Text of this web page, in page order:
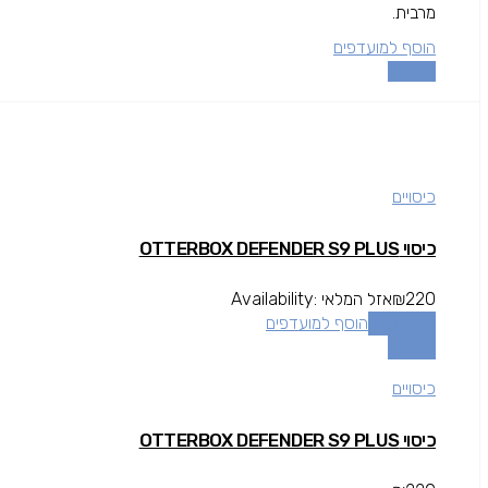
מרבית.
הוסף למועדפים
כיסויים
כיסוי OTTERBOX DEFENDER S9 PLUS
₪220
Availability: אזל המלאי
הוסף למועדפים
כיסויים
כיסוי OTTERBOX DEFENDER S9 PLUS